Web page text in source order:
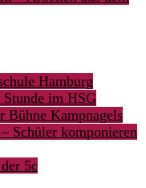
Hamburg
im HSG
Bühne Kampnagels
Schüler komponieren
5c